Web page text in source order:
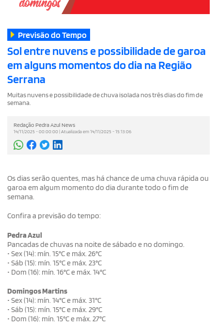
Previsão do Tempo
Sol entre nuvens e possibilidade de garoa
em alguns momentos do dia na Região
Serrana
Muitas nuvens e possibilidade de chuva isolada nos três dias do fim de
semana.
Redação Pedra Azul News
14/11/2025 - 00:00:00 | Atualizada em 14/11/2025 - 15:13:06
Os dias serão quentes, mas há chance de uma chuva rápida ou
garoa em algum momento do dia durante todo o fim de
semana.
Confira a previsão do tempo:
Pedra Azul
Pancadas de chuvas na noite de sábado e no domingo.
• Sex (14): mín. 15°C e máx. 26°C
• Sáb (15): mín. 15°C e máx. 23°C
• Dom (16): mín. 16°C e máx. 14°C
Domingos Martins
• Sex (14): mín. 14°C e máx. 31°C
• Sáb (15): mín. 15°C e máx. 29°C
• Dom (16): mín. 15°C e máx. 27°C